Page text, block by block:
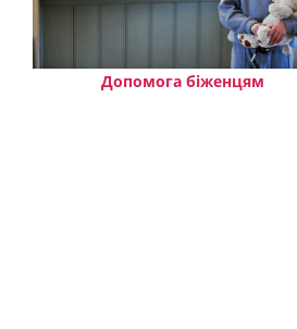
Допомога біженцям